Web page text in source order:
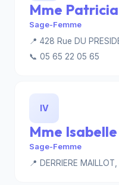
Mme
Sage-Femme
📍 428 Rue DU
📞 05 65 22 05 65
IV
Mme
Sage-Femme
📍 DERRIERE